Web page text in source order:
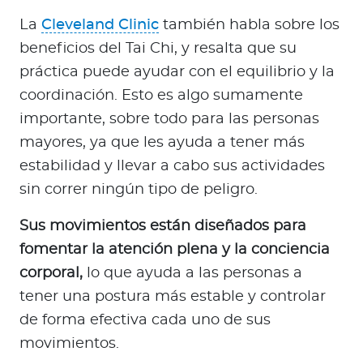
La Cleveland Clinic también habla sobre los
beneficios del Tai Chi, y resalta que su
práctica puede ayudar con el equilibrio y la
coordinación. Esto es algo sumamente
importante, sobre todo para las personas
mayores, ya que les ayuda a tener más
estabilidad y llevar a cabo sus actividades
sin correr ningún tipo de peligro.
Sus movimientos están diseñados para
fomentar la atención plena y la conciencia
corporal, lo que ayuda a las personas a
tener una postura más estable y controlar
de forma efectiva cada uno de sus
movimientos.